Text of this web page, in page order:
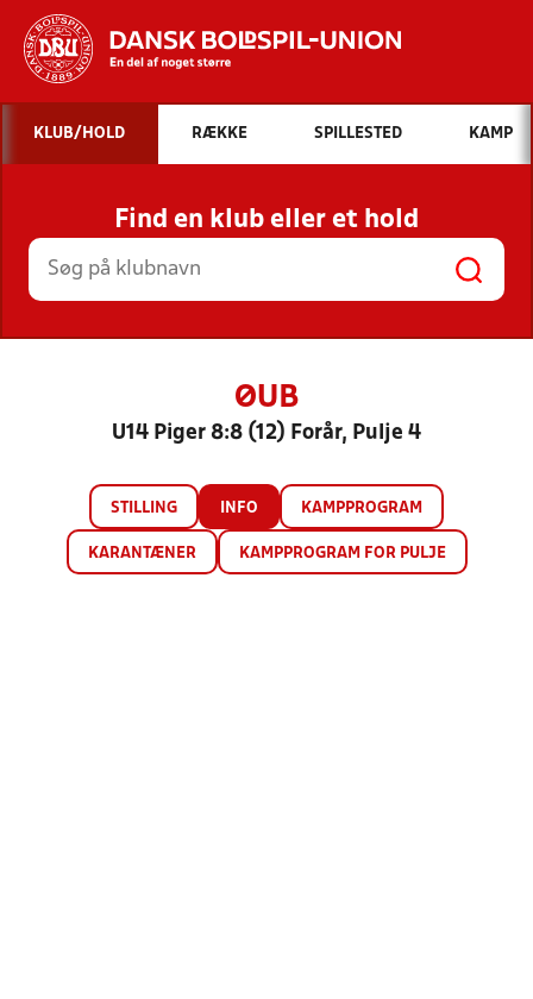
Hvad vil du søge efter?
INDHOLD OG NYHEDER
STILLINGER, RESULTATER, KLUBBER OG
HOLD
KLUB/HOLD RÆKKE SPILLESTED KAMP
Find en klub eller et hold
ØUB
U14 Piger 8:8 (12) Forår, Pulje 4
STILLING INFO KAMPPROGRAM
KARANTÆNER KAMPPROGRAM FOR PULJE